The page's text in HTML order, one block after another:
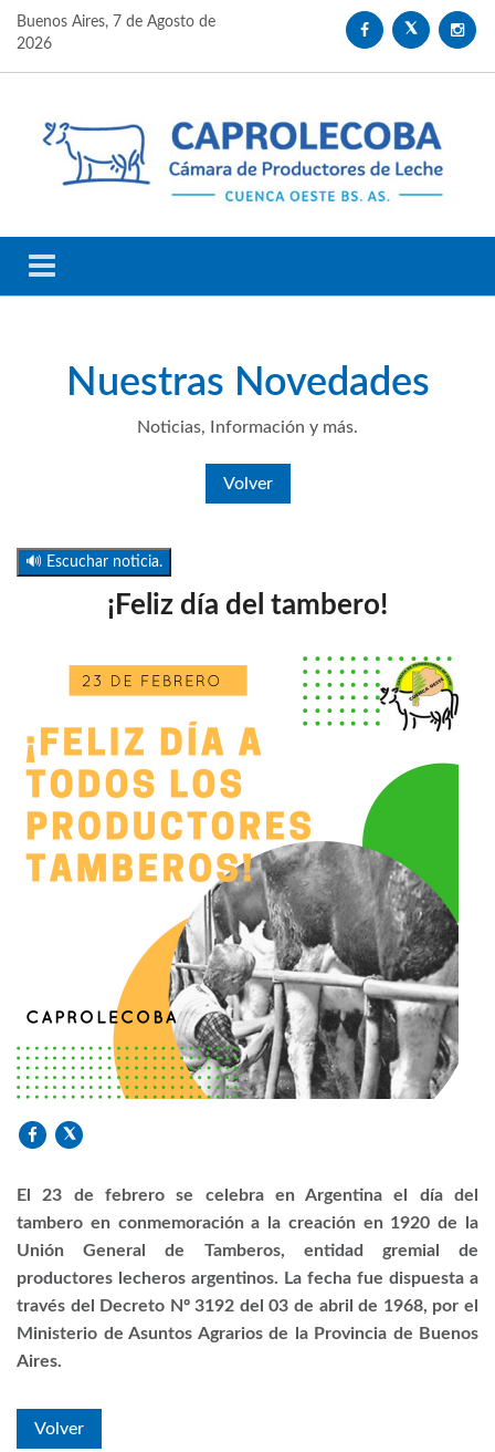
Buenos Aires, 7 de Agosto de
2026
Nuestras Novedades
Noticias, Información y más.
Volver
🔊 Escuchar noticia.
¡Feliz día del tambero!
El 23 de febrero se celebra en Argentina el día del
tambero en conmemoración a la creación en 1920 de la
Unión General de Tamberos, entidad gremial de
productores lecheros argentinos. La fecha fue dispuesta a
través del Decreto Nº 3192 del 03 de abril de 1968, por el
Ministerio de Asuntos Agrarios de la Provincia de Buenos
Aires.
Volver